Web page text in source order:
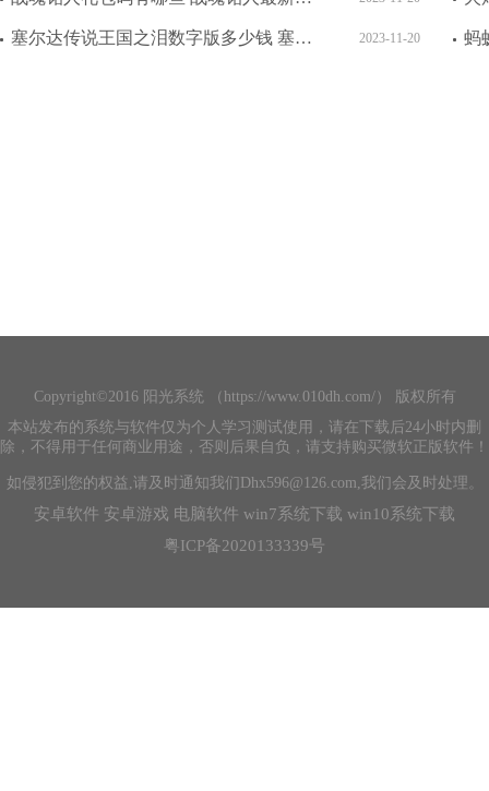
塞尔达传说王国之泪数字版多少钱 塞尔达传说王国之泪数字版各分区价格一览 2023-11-20
Copyright©2016 阳光系统 （https://www.010dh.com/） 版权所有
本站发布的系统与软件仅为个人学习测试使用，请在下载后24小时内删
除，不得用于任何商业用途，否则后果自负，请支持购买微软正版软件！
如侵犯到您的权益,请及时通知我们Dhx596@126.com,我们会及时处理。
安卓软件 安卓游戏 电脑软件 win7系统下载 win10系统下载
粤ICP备2020133339号